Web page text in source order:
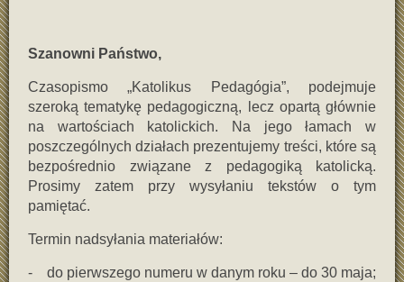
Szanowni Państwo,
Czasopismo „Katolikus Pedagógia”, podejmuje
szeroką tematykę pedagogiczną, lecz opartą głównie
na wartościach katolickich. Na jego łamach w
poszczególnych działach prezentujemy treści, które są
bezpośrednio związane z pedagogiką katolicką.
Prosimy zatem przy wysyłaniu tekstów o tym
pamiętać.
Termin nadsyłania materiałów:
- do pierwszego numeru w danym roku – do 30 maja;